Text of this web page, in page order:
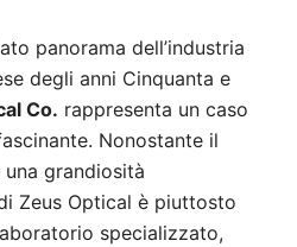
panorama dell’industria
degli anni Cinquanta e
Co. rappresenta un caso
Nonostante il
grandiosità
Zeus Optical è piuttosto
specializzato,